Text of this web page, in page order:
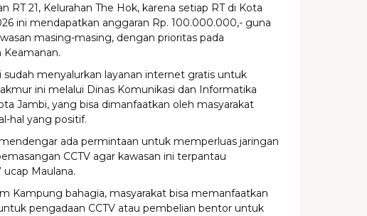
RT 21, Kelurahan The Hok, karena setiap RT di Kota
ini mendapatkan anggaran Rp. 100.000.000,- guna
masing-masing, dengan prioritas pada
Keamanan.
sudah menyalurkan layanan internet gratis untuk
ini melalui Dinas Komunikasi dan Informatika
Jambi, yang bisa dimanfaatkan oleh masyarakat
hal yang positif.
ada permintaan untuk memperluas jaringan
CCTV agar kawasan ini terpantau
ucap Maulana.
Kampung bahagia, masyarakat bisa memanfaatkan
pengadaan CCTV atau pembelian bentor untuk